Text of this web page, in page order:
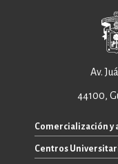
Av.
44100,
Comercialización y
+52 33 3640 6326
Centros